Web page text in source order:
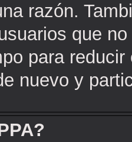
razón.
que
para
nuevo y